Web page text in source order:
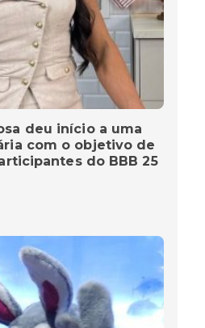
deu início a uma
com o objetivo de
do BBB 25